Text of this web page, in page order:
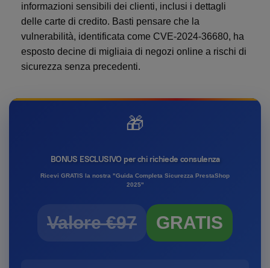
informazioni sensibili dei clienti, inclusi i dettagli
delle carte di credito. Basti pensare che la
vulnerabilità, identificata come CVE-2024-36680, ha
esposto decine di migliaia di negozi online a rischi di
sicurezza senza precedenti.
🎁
BONUS ESCLUSIVO per chi richiede consulenza
Ricevi GRATIS la nostra "Guida Completa Sicurezza PrestaShop
2025"
Valore €97 GRATIS